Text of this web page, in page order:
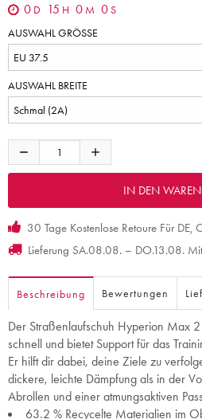
0 D 15 H 0 M 0S
AUSWAHL GRÖSSE
AUSWAHL BREITE
30 Tage Kostenlose Retoure Für DE,
Lieferung SA.08.08. – DO.13.08.
Beschreibung Bewertungen
Der Straßenlaufschuh Hyperion Max
schnell und bietet Support für das
Er hilft dir dabei, deine Ziele zu
dickere, leichte Dämpfung als in der
Abrollen und einer atmungsaktiven
63.2 % Recycelte Materialien im